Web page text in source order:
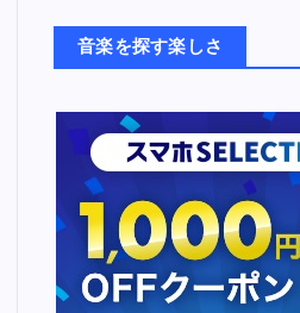
音楽を探す楽しさ